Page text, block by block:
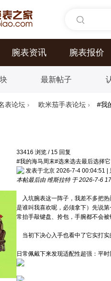
腕表资讯 腕表报价
最新帖子
表论坛 › 欧米茄手表论坛 › #我
33416 浏览 / 15 回复
#我的海马周末#选来选去最后选择它
发表于北京 2026-7-4 00:04:51
本帖最后由 维斯拉特 于 2026-7-6
入坑腕表这一阵子，我差不多把热
是谁叫我喜欢呢，必须拿下）先说
常抬手敲键盘、拎包，手腕都不会被
当初下决心入手也看中了它实打实
日常佩戴下来发现适配性超强：平